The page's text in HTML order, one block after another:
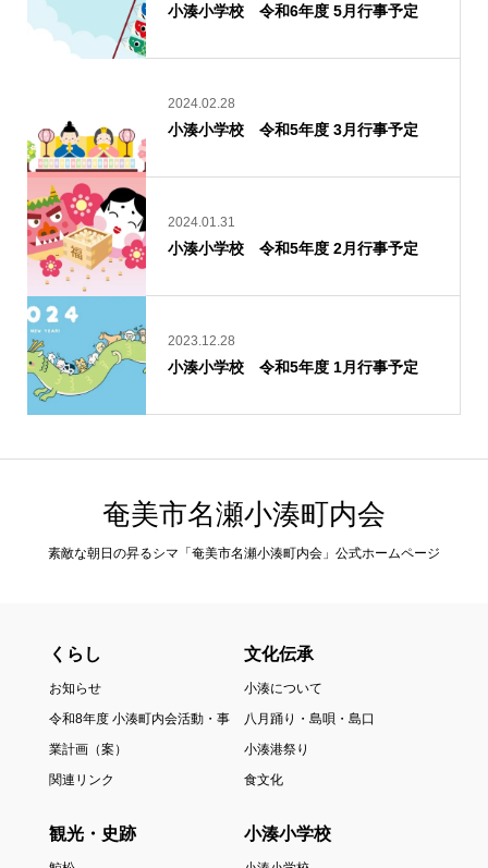
小湊小学校 令和6年度 5月行事予定
2024.02.28
小湊小学校 令和5年度 3月行事予定
2024.01.31
小湊小学校 令和5年度 2月行事予定
2023.12.28
小湊小学校 令和5年度 1月行事予定
奄美市名瀬小湊町内会
素敵な朝日の昇るシマ「奄美市名瀬小湊町内会」公式ホームページ
くらし
お知らせ
令和8年度 小湊町内会活動・事
業計画（案）
関連リンク
文化伝承
小湊について
八月踊り・島唄・島口
小湊港祭り
食文化
観光・史跡 小湊小学校